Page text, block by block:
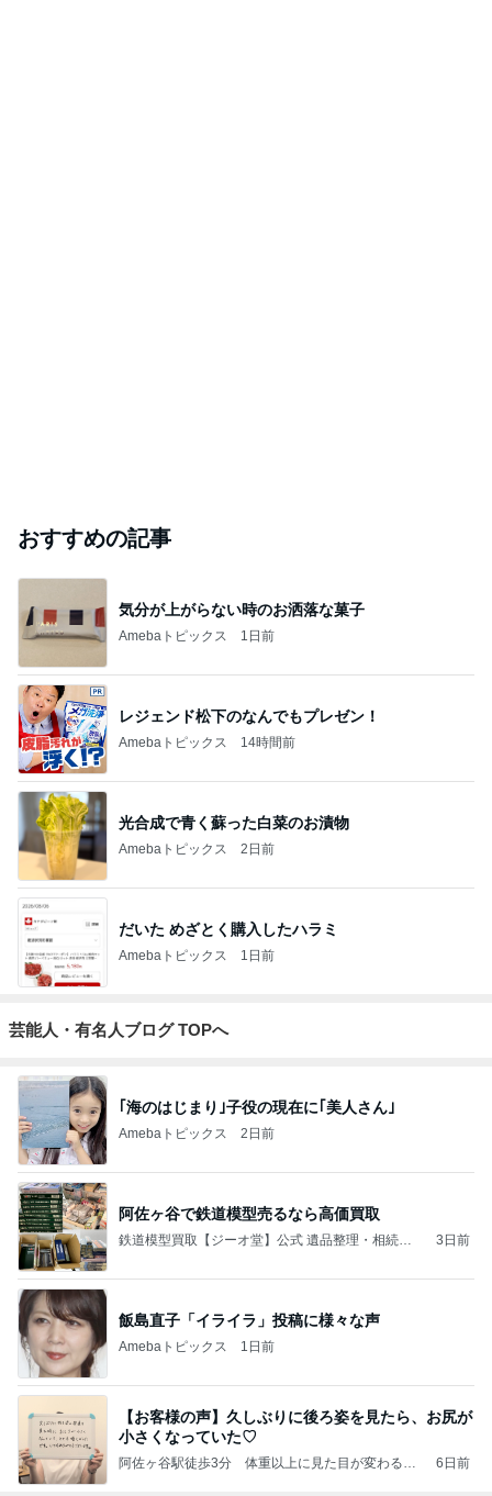
おすすめの記事
気分が上がらない時のお洒落な菓子
Amebaトピックス 1日前
レジェンド松下のなんでもプレゼン！
Amebaトピックス 14時間前
光合成で青く蘇った白菜のお漬物
Amebaトピックス 2日前
だいた めざとく購入したハラミ
Amebaトピックス 1日前
芸能人・有名人ブログ TOPへ
｢海のはじまり｣子役の現在に｢美人さん｣
Amebaトピックス 2日前
阿佐ヶ谷で鉄道模型売るなら高価買取
鉄道模型買取【ジーオ堂】公式 遺品整理・相続で
3日前
飯島直子「イライラ」投稿に様々な声
Amebaトピックス 1日前
【お客様の声】久しぶりに後ろ姿を見たら、お尻が
小さくなっていた♡
阿佐ヶ谷駅徒歩3分 体重以上に見た目が変わるダ
6日前